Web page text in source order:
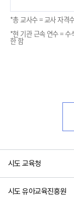
*총 교사수 = 교사 자격
*현 기관 근속 연수 = 수
한 함
시도 교육청
시도 유아교육진흥원